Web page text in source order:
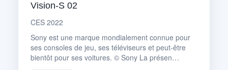
Vision-S 02
CES 2022
Sony est une marque mondialement connue pour
ses consoles de jeu, ses téléviseurs et peut-être
bientôt pour ses voitures. © Sony La présen…